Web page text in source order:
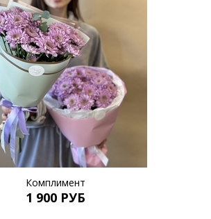
Комплимент
1 900 РУБ